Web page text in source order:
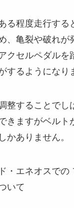
る程度走行する
、亀裂や破れが
クセルペダルを
するようになり
整することでし
きますがベルト
かありません。
・エネオスでの
いて